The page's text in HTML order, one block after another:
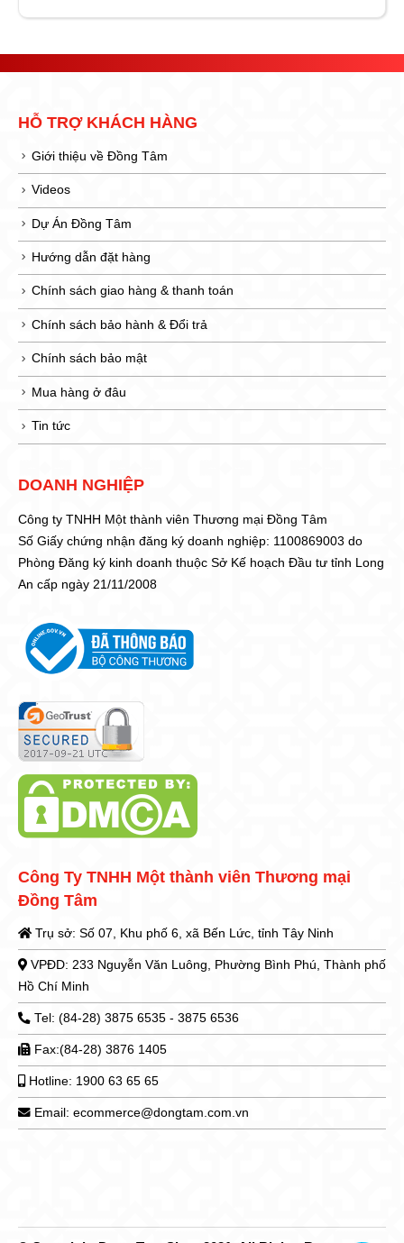
HỖ TRỢ KHÁCH HÀNG
Giới thiệu về Đồng Tâm
Videos
Dự Án Đồng Tâm
Hướng dẫn đặt hàng
Chính sách giao hàng & thanh toán
Chính sách bảo hành & Đổi trả
Chính sách bảo mật
Mua hàng ở đâu
Tin tức
DOANH NGHIỆP
Công ty TNHH Một thành viên Thương mại Đồng Tâm
Số Giấy chứng nhận đăng ký doanh nghiệp: 1100869003 do
Phòng Đăng ký kinh doanh thuộc Sở Kế hoạch Đầu tư tỉnh Long
An cấp ngày 21/11/2008
Công Ty TNHH Một thành viên Thương mại
Đồng Tâm
Trụ sở: Số 07, Khu phố 6, xã Bến Lức, tỉnh Tây Ninh
VPĐD: 233 Nguyễn Văn Luông, Phường Bình Phú, Thành phố
Hồ Chí Minh
Tel: (84-28) 3875 6535 - 3875 6536
Fax:(84-28) 3876 1405
Hotline: 1900 63 65 65
Email: ecommerce@dongtam.com.vn